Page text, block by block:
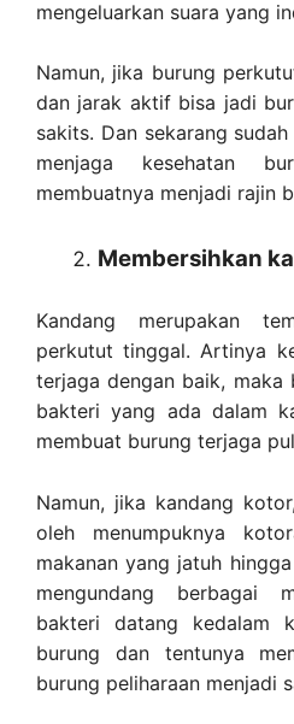
mengeluarkan suara yang
Namun, jika burung
dan jarak aktif bisa jadi
sakits. Dan sekarang
menjaga kesehatan
membuatnya menjadi rajin
Membersihkan
Kandang merupakan
perkutut tinggal. Artinya
terjaga dengan baik, maka
bakteri yang ada dalam
membuat burung terjaga
Namun, jika kandang
oleh menumpuknya
makanan yang jatuh
mengundang berbagai
bakteri datang kedalam
burung dan tentunya
burung peliharaan menjadi